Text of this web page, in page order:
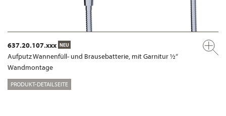
637.20.107.xxx NEU
Aufputz Wannenfüll- und Brausebatterie, mit Garnitur ½“
Wandmontage
PRODUKT-DETAILSEITE